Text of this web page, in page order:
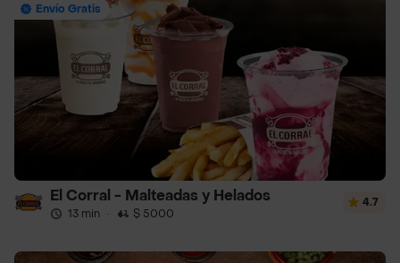
Envío Gratis
El Corral - Malteadas y Helados
13 min · $ 5000
4.7